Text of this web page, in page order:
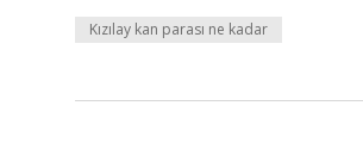
Kızılay kan parası ne kadar